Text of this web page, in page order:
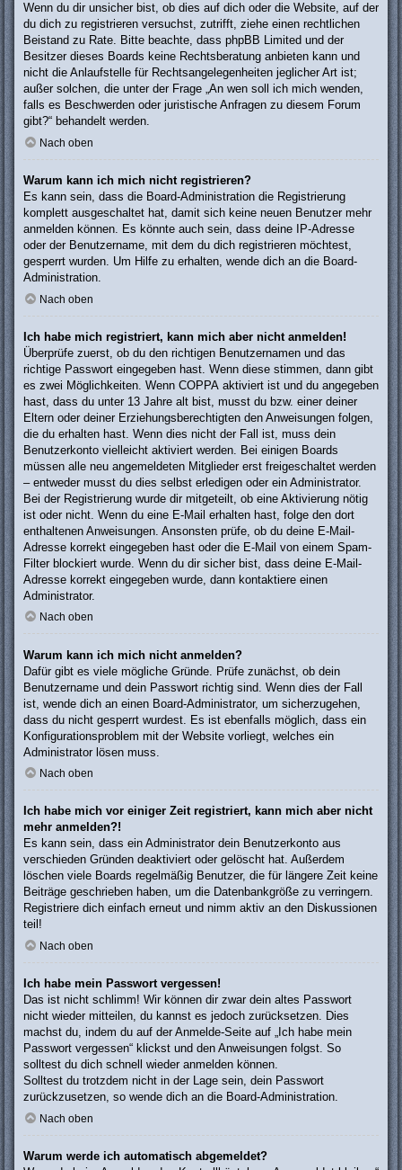
Wenn du dir unsicher bist, ob dies auf dich oder die Website, auf der
du dich zu registrieren versuchst, zutrifft, ziehe einen rechtlichen
Beistand zu Rate. Bitte beachte, dass phpBB Limited und der
Besitzer dieses Boards keine Rechtsberatung anbieten kann und
nicht die Anlaufstelle für Rechtsangelegenheiten jeglicher Art ist;
außer solchen, die unter der Frage „An wen soll ich mich wenden,
falls es Beschwerden oder juristische Anfragen zu diesem Forum
gibt?“ behandelt werden.
Nach oben
Warum kann ich mich nicht registrieren?
Es kann sein, dass die Board-Administration die Registrierung
komplett ausgeschaltet hat, damit sich keine neuen Benutzer mehr
anmelden können. Es könnte auch sein, dass deine IP-Adresse
oder der Benutzername, mit dem du dich registrieren möchtest,
gesperrt wurden. Um Hilfe zu erhalten, wende dich an die Board-
Administration.
Nach oben
Ich habe mich registriert, kann mich aber nicht anmelden!
Überprüfe zuerst, ob du den richtigen Benutzernamen und das
richtige Passwort eingegeben hast. Wenn diese stimmen, dann gibt
es zwei Möglichkeiten. Wenn COPPA aktiviert ist und du angegeben
hast, dass du unter 13 Jahre alt bist, musst du bzw. einer deiner
Eltern oder deiner Erziehungsberechtigten den Anweisungen folgen,
die du erhalten hast. Wenn dies nicht der Fall ist, muss dein
Benutzerkonto vielleicht aktiviert werden. Bei einigen Boards
müssen alle neu angemeldeten Mitglieder erst freigeschaltet werden
– entweder musst du dies selbst erledigen oder ein Administrator.
Bei der Registrierung wurde dir mitgeteilt, ob eine Aktivierung nötig
ist oder nicht. Wenn du eine E-Mail erhalten hast, folge den dort
enthaltenen Anweisungen. Ansonsten prüfe, ob du deine E-Mail-
Adresse korrekt eingegeben hast oder die E-Mail von einem Spam-
Filter blockiert wurde. Wenn du dir sicher bist, dass deine E-Mail-
Adresse korrekt eingegeben wurde, dann kontaktiere einen
Administrator.
Nach oben
Warum kann ich mich nicht anmelden?
Dafür gibt es viele mögliche Gründe. Prüfe zunächst, ob dein
Benutzername und dein Passwort richtig sind. Wenn dies der Fall
ist, wende dich an einen Board-Administrator, um sicherzugehen,
dass du nicht gesperrt wurdest. Es ist ebenfalls möglich, dass ein
Konfigurationsproblem mit der Website vorliegt, welches ein
Administrator lösen muss.
Nach oben
Ich habe mich vor einiger Zeit registriert, kann mich aber nicht
mehr anmelden?!
Es kann sein, dass ein Administrator dein Benutzerkonto aus
verschieden Gründen deaktiviert oder gelöscht hat. Außerdem
löschen viele Boards regelmäßig Benutzer, die für längere Zeit keine
Beiträge geschrieben haben, um die Datenbankgröße zu verringern.
Registriere dich einfach erneut und nimm aktiv an den Diskussionen
teil!
Nach oben
Ich habe mein Passwort vergessen!
Das ist nicht schlimm! Wir können dir zwar dein altes Passwort
nicht wieder mitteilen, du kannst es jedoch zurücksetzen. Dies
machst du, indem du auf der Anmelde-Seite auf „Ich habe mein
Passwort vergessen“ klickst und den Anweisungen folgst. So
solltest du dich schnell wieder anmelden können.
Solltest du trotzdem nicht in der Lage sein, dein Passwort
zurückzusetzen, so wende dich an die Board-Administration.
Nach oben
Warum werde ich automatisch abgemeldet?